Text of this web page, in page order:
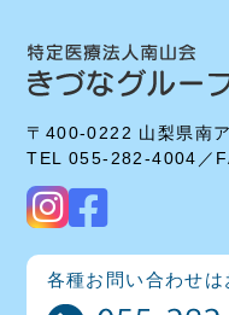
〒400-0222 山梨県南
TEL 055-282-4004／
各種お問い合わせは